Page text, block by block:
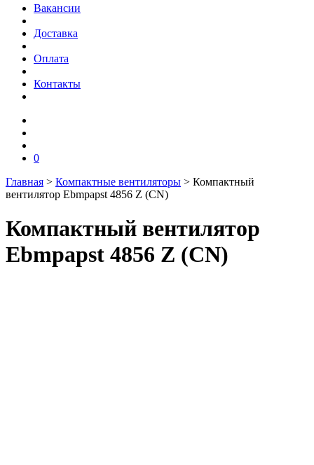
Вакансии
Доставка
Оплата
Контакты
0
Главная > Компактные вентиляторы > Компактный
вентилятор Ebmpapst 4856 Z (CN)
Компактный вентилятор
Ebmpapst 4856 Z (CN)